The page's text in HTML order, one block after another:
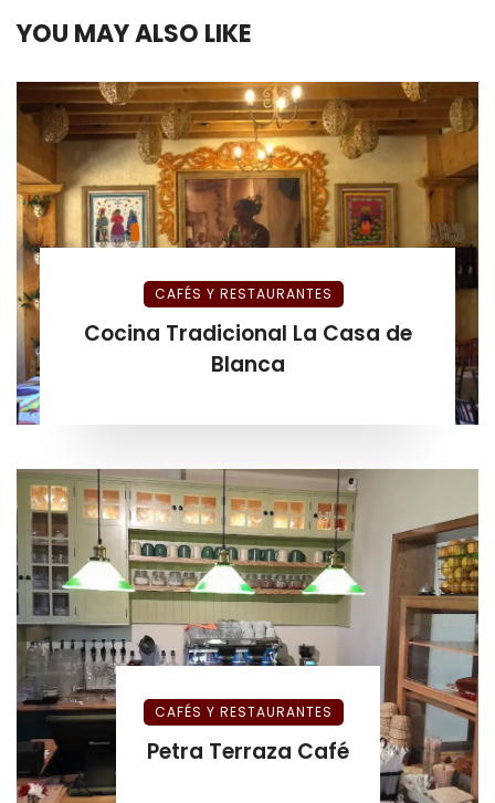
YOU MAY ALSO LIKE
CAFÉS Y RESTAURANTES
Cocina Tradicional La Casa de
Blanca
CAFÉS Y RESTAURANTES
Petra Terraza Café